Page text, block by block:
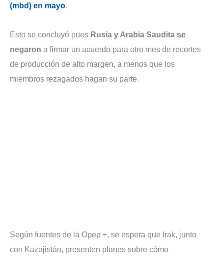
(mbd) en mayo.
Esto se concluyó pues Rusia y Arabia Saudita se
negaron a firmar un acuerdo para otro mes de recortes
de producción de alto margen, a menos que los
miembros rezagados hagan su parte.
Según fuentes de la Opep +, se espera que Irak, junto
con Kazajistán, presenten planes sobre cómo